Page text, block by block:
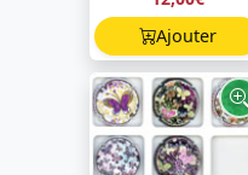
Ajouter